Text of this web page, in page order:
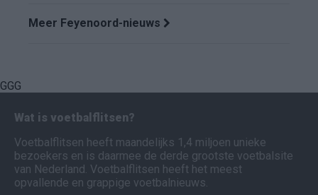
Meer Feyenoord-nieuws
GGG
Wat is voetbalflitsen?
Voetbalflitsen heeft maandelijks 1,4 miljoen unieke
bezoekers en is daarmee de derde grootste voetbalsite
van Nederland. Voetbalflitsen heeft het meest
opvallende en grappige voetbalnieuws.